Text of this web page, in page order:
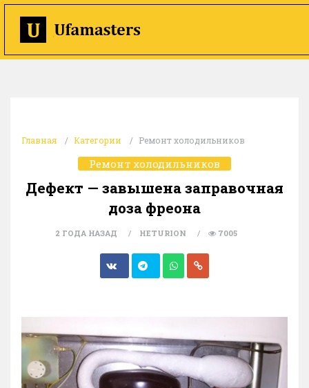
Главная Категории Ремонт холодильников
Ремонт холодильников
Дефект — завышена заправочная
доза фреона
2 ГОДА НАЗАД HETURION 7005